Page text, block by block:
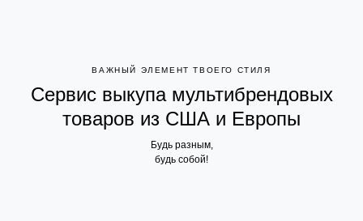
ВАЖНЫЙ ЭЛЕМЕНТ ТВОЕГО СТИЛЯ
Сервис выкупа мультибрендовых
товаров из США и Европы
Будь разным,
будь собой!